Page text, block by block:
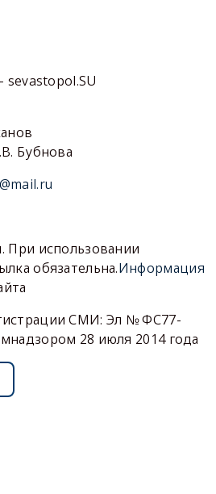
sevastopol.SU
Бубнова
При использовании
обязательна.Информация
СМИ: Эл № ФС77-
28 июля 2014 года